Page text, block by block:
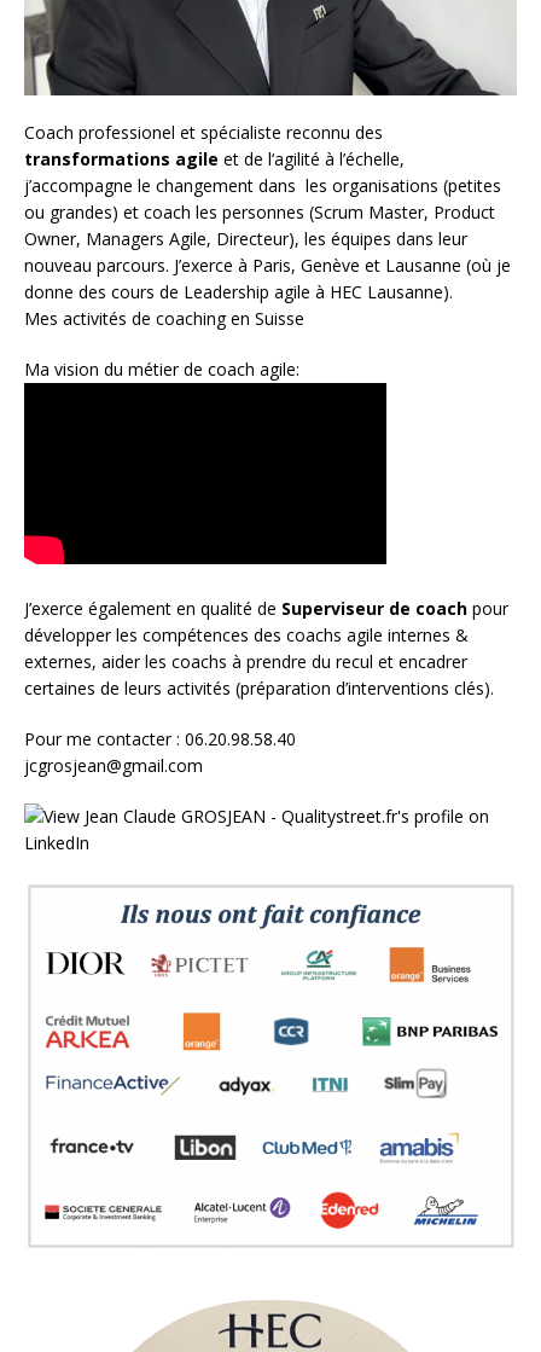
Coach professionel et spécialiste reconnu des
transformations agile et de l‘agilité à l’échelle,
j’accompagne le changement dans les organisations (petites
ou grandes) et coach les personnes (Scrum Master, Product
Owner, Managers Agile, Directeur), les équipes dans leur
nouveau parcours. J’exerce à Paris, Genève et Lausanne (où je
donne des cours de Leadership agile à HEC Lausanne).
Mes activités de coaching en Suisse
Ma vision du métier de coach agile:
J’exerce également en qualité de Superviseur de coach pour
développer les compétences des coachs agile internes &
externes, aider les coachs à prendre du recul et encadrer
certaines de leurs activités (préparation d’interventions clés).
Pour me contacter : 06.20.98.58.40
jcgrosjean@gmail.com